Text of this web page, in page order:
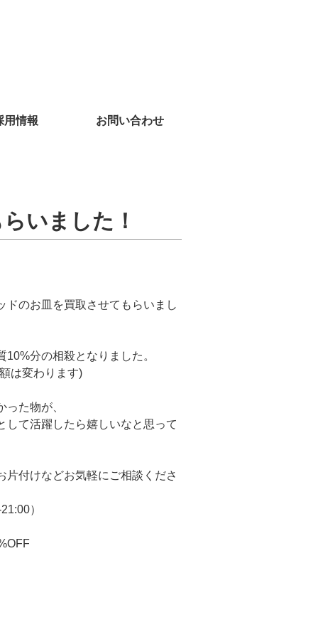
用情報 お問い合わせ
いました！
ドのお皿を買取させてもらいまし
分の相殺となりました。
は変わります)
った物が、
して活躍したら嬉しいなと思って
片付けなどお気軽にご相談くださ
）